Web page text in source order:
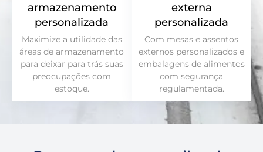
armazenamento
personalizada
Maximize a utilidade das
áreas de armazenamento
para deixar para trás suas
preocupações com
estoque.
externa
personalizada
Com mesas e assentos
externos personalizados e
embalagens de alimentos
com segurança
regulamentada.